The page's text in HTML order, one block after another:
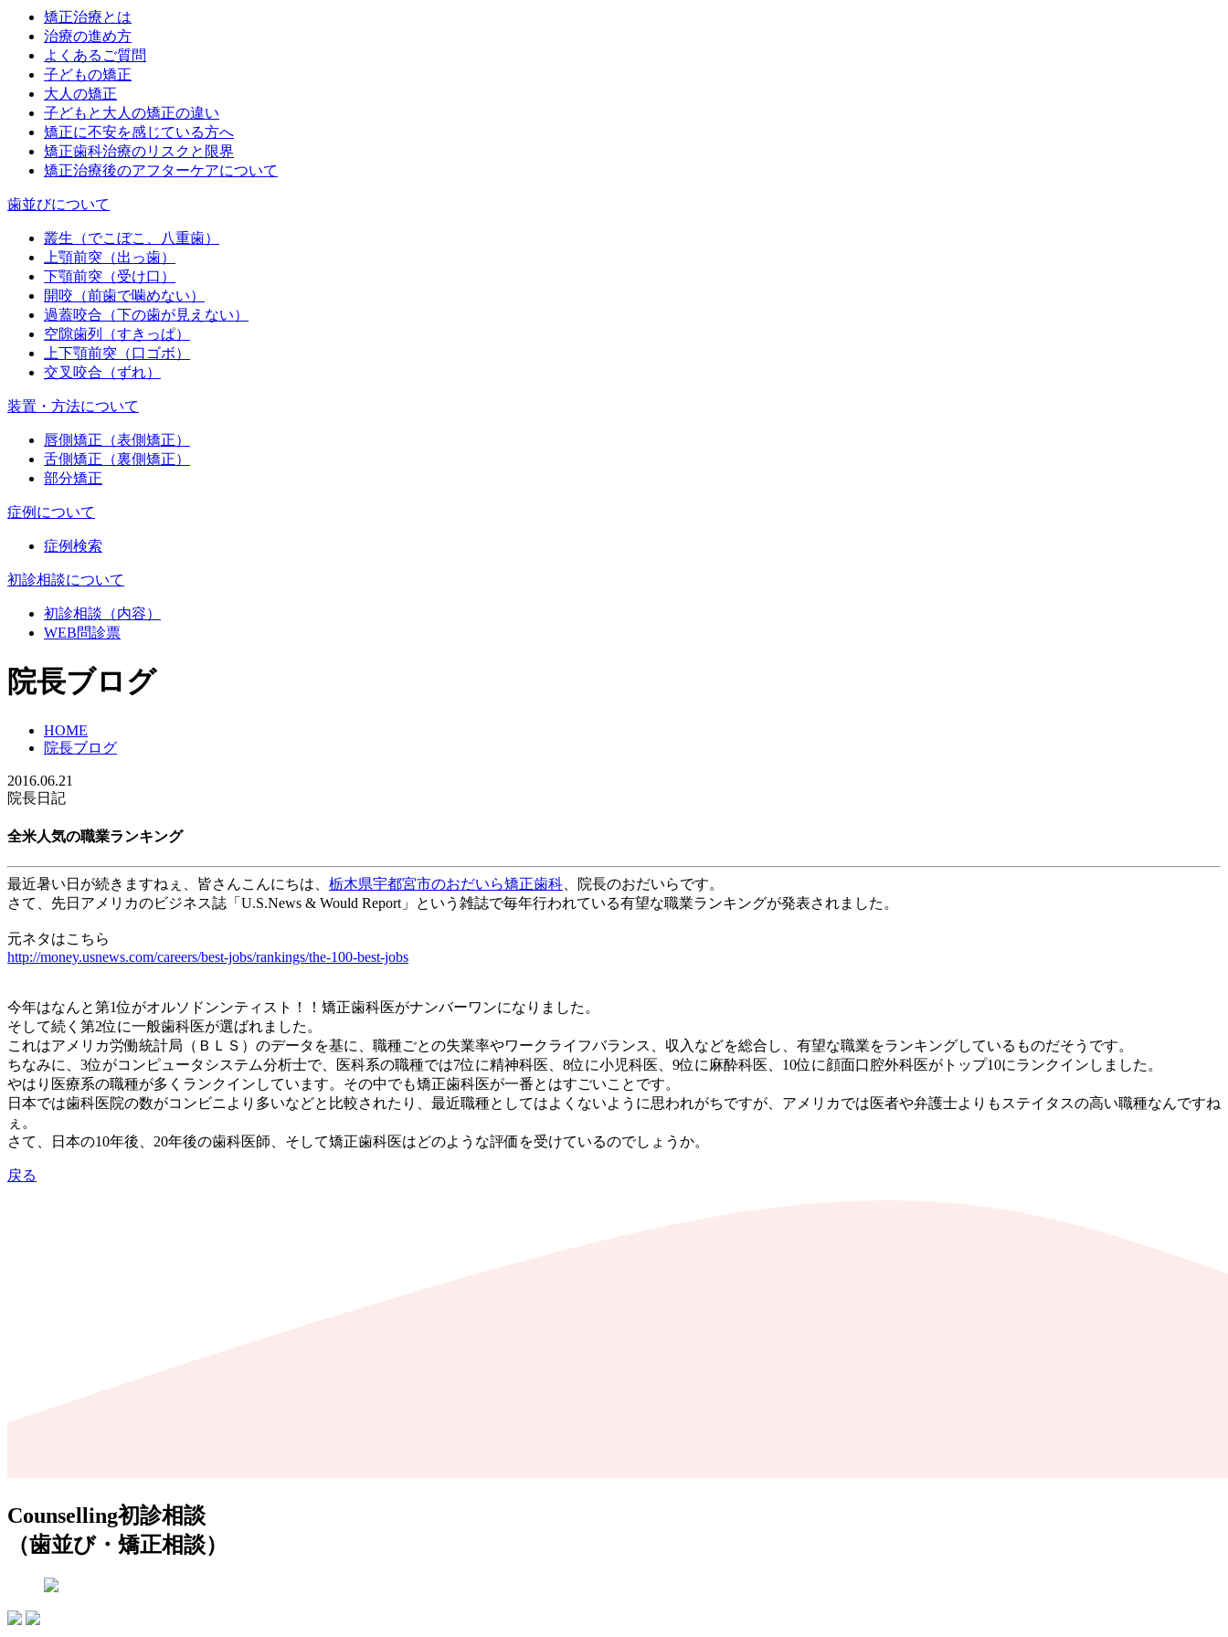
矯正治療とは
治療の進め方
よくあるご質問
子どもの矯正
大人の矯正
子どもと大人の矯正の違い
矯正に不安を感じている方へ
矯正歯科治療のリスクと限界
矯正治療後のアフターケアについて
歯並びについて
叢生（でこぼこ、八重歯）
上顎前突（出っ歯）
下顎前突（受け口）
開咬（前歯で噛めない）
過蓋咬合（下の歯が見えない）
空隙歯列（すきっぱ）
上下顎前突（口ゴボ）
交叉咬合（ずれ）
装置・方法について
唇側矯正（表側矯正）
舌側矯正（裏側矯正）
部分矯正
症例について
症例検索
初診相談について
初診相談（内容）
WEB問診票
院長ブログ
HOME
院長ブログ
2016.06.21
院長日記
全米人気の職業ランキング
最近暑い日が続きますねぇ、皆さんこんにちは、 栃木県宇都宮市のおだいら矯正歯科、院長のおだいらです。
さて、先日アメリカのビジネス誌「 U.S.News & Would Report」という雑誌で毎年行われている有望な職業ランキングが発表されました。
元ネタはこちら
http://money.usnews.com/careers/best-jobs/rankings/the-100-best-jobs
今年はなんと第1位がオルソドンンティスト！！矯正歯科医がナンバーワンになりました。
そして続く第2位に一般歯科医が選ばれました。
これはアメリカ労働統計局（ＢＬＳ）のデータを基に、職種ごとの失業率やワークライフバランス、収入などを総合し、有望な職業をランキングしているものだそうです。
ちなみに、 3位がコンピュータシステム分析士で、医科系の職種では7位に精神科医、 8位に小児科医、 9位に麻酔科医、 10位に顔面口腔外科医がトップ10にランクインしました。
やはり医療系の職種が多くランクインしています。その中でも矯正歯科医が一番とはすごいことです。
日本では歯科医院の数がコンビニより多いなどと比較されたり、最近職種としてはよくないように思われがちですが、アメリカでは医者や弁護士よりもステイタスの高い職種なんですね
ぇ。
さて、日本の10年後、 20年後の歯科医師、そして矯正歯科医はどのような評価を受けているのでしょうか。
戻る
Counselling初診相談
（歯並び・矯正相談）